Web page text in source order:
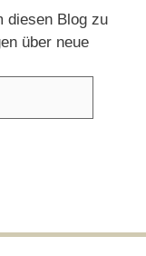
diesen Blog zu
über neue